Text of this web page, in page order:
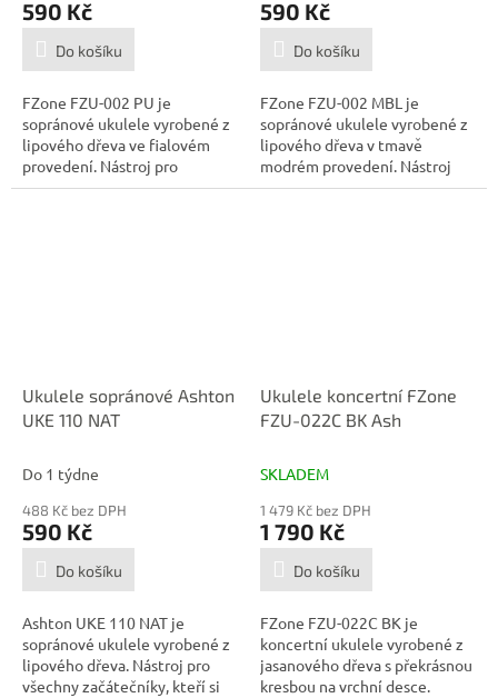
590 Kč
Do košíku
FZone FZU-002 PU je
sopránové ukulele vyrobené z
lipového dřeva ve fialovém
provedení. Nástroj pro
všechny...
590 Kč
Do košíku
FZone FZU-002 MBL je
sopránové ukulele vyrobené z
lipového dřeva v tmavě
modrém provedení. Nástroj
pro všechny...
Ukulele sopránové Ashton
UKE 110 NAT
Do 1 týdne
488 Kč bez DPH
590 Kč
Do košíku
Ashton UKE 110 NAT je
sopránové ukulele vyrobené z
lipového dřeva. Nástroj pro
všechny začátečníky, kteří si
Ukulele koncertní FZone
FZU-022C BK Ash
SKLADEM
1 479 Kč bez DPH
1 790 Kč
Do košíku
FZone FZU-022C BK je
koncertní ukulele vyrobené z
jasanového dřeva s překrásnou
kresbou na vrchní desce.